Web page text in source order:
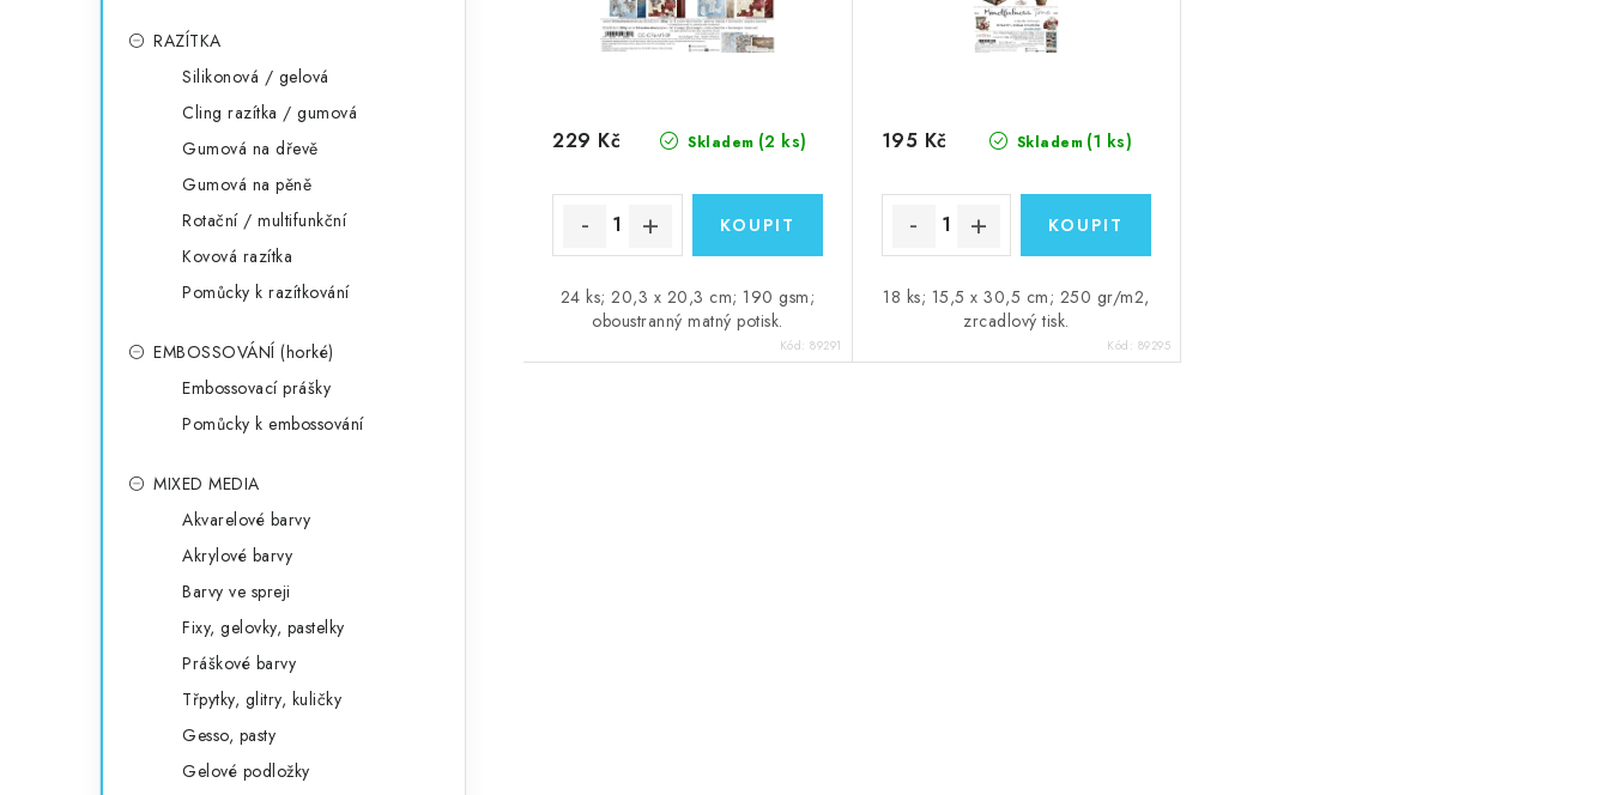
RAZÍTKA
Silikonová / gelová
Cling razítka / gumová
Gumová na dřevě
Gumová na pěně
Rotační / multifunkční
Kovová razítka
Pomůcky k razítkování
EMBOSSOVÁNÍ (horké)
Embossovací prášky
Pomůcky k embossování
MIXED MEDIA
Akvarelové barvy
Akrylové barvy
Barvy ve spreji
Fixy, gelovky, pastelky
Práškové barvy
Třpytky, glitry, kuličky
Gesso, pasty
Gelové podložky
Skladem (2 ks)
229 Kč
24 ks; 20,3 x 20,3 cm; 190 gsm;
oboustranný matný potisk.
Kód:89291
Skladem (1 ks)
195 Kč
18 ks; 15,5 x 30,5 cm; 250 gr/m2,
zrcadlový tisk.
Kód: 89295